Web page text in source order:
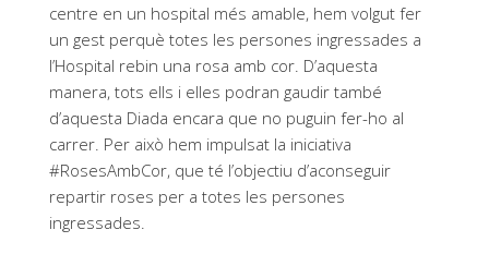
centre en un hospital més amable, hem volgut fer
un gest perquè totes les persones ingressades a
l’Hospital rebin una rosa amb cor. D’aquesta
manera, tots ells i elles podran gaudir també
d’aquesta Diada encara que no puguin fer-ho al
carrer. Per això hem impulsat la iniciativa
#RosesAmbCor, que té l’objectiu d’aconseguir
repartir roses per a totes les persones
ingressades.